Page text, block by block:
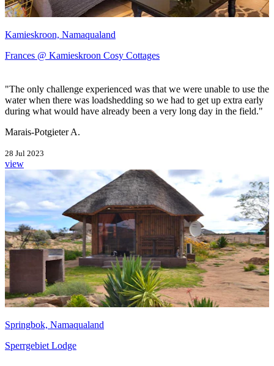
Kamieskroon, Namaqualand
Frances @ Kamieskroon Cosy Cottages
"The only challenge experienced was that we were unable to use the
water when there was loadshedding so we had to get up extra early
during what would have already been a very long day in the field."
Marais-Potgieter A.
28 Jul 2023
view
Springbok, Namaqualand
Sperrgebiet Lodge